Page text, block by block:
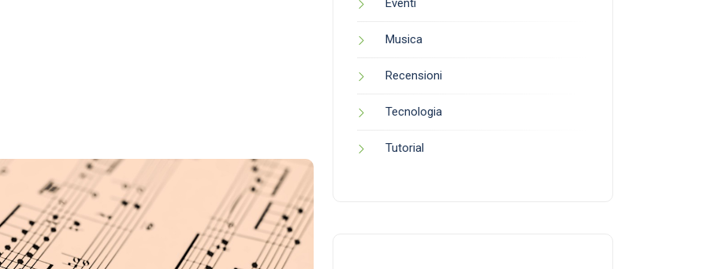
Eventi
Musica
Recensioni
Tecnologia
Tutorial